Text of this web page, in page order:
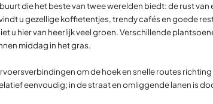
die het beste van twee werelden biedt: de rust
u gezellige koffietentjes, trendy cafés en goede
u hier van heerlijk veel groen. Verschillende
middag in het gras.
om de hoek en snelle routes richting
eenvoudig; in de straat en omliggende lanen is